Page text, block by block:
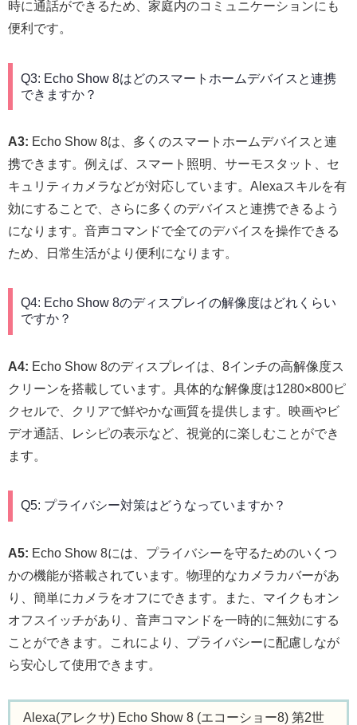
時に通話ができるため、家庭内のコミュニケーションにも
便利です。
Q3: Echo Show 8はどのスマートホームデバイスと連携
できますか？
A3: Echo Show 8は、多くのスマートホームデバイスと連
携できます。例えば、スマート照明、サーモスタット、セ
キュリティカメラなどが対応しています。Alexaスキルを有
効にすることで、さらに多くのデバイスと連携できるよう
になります。音声コマンドで全てのデバイスを操作できる
ため、日常生活がより便利になります。
Q4: Echo Show 8のディスプレイの解像度はどれくらい
ですか？
A4: Echo Show 8のディスプレイは、8インチの高解像度ス
クリーンを搭載しています。具体的な解像度は1280×800ピ
クセルで、クリアで鮮やかな画質を提供します。映画やビ
デオ通話、レシピの表示など、視覚的に楽しむことができ
ます。
Q5: プライバシー対策はどうなっていますか？
A5: Echo Show 8には、プライバシーを守るためのいくつ
かの機能が搭載されています。物理的なカメラカバーがあ
り、簡単にカメラをオフにできます。また、マイクもオン
オフスイッチがあり、音声コマンドを一時的に無効にする
ことができます。これにより、プライバシーに配慮しなが
ら安心して使用できます。
Alexa(アレクサ) Echo Show 8 (エコーショー8) 第2世